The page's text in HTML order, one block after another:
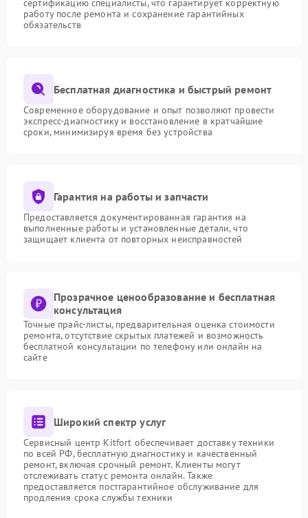
сертификацию специалисты, что гарантирует корректную
работу после ремонта и сохранение гарантийных
обязательств
Бесплатная диагностика и быстрый ремонт
Современное оборудование и опыт позволяют провести
экспресс-диагностику и восстановление в кратчайшие
сроки, минимизируя время без устройства
Гарантия на работы и запчасти
Предоставляется документированная гарантия на
выполненные работы и установленные детали, что
защищает клиента от повторных неисправностей
Прозрачное ценообразование и бесплатная
консультация
Точные прайс-листы, предварительная оценка стоимости
ремонта, отсутствие скрытых платежей и возможность
бесплатной консультации по телефону или онлайн на
сайте
Широкий спектр услуг
Сервисный центр Kitfort обеспечивает доставку техники
по всей РФ, бесплатную диагностику и качественный
ремонт, включая срочный ремонт. Клиенты могут
отслеживать статус ремонта онлайн. Также
предоставляется постгарантийное обслуживание для
продления срока службы техники